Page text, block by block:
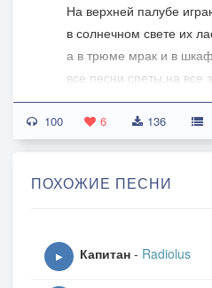
На верхней палубе
в солнечном свете их
а в трюме мрак и в
все песни спеты,на все
волна за волной
небесный звон
корабль коснется дна
волна за волной
100 6 136
ПОХОЖИЕ ПЕСНИ
▶ Капитан - Radiolus